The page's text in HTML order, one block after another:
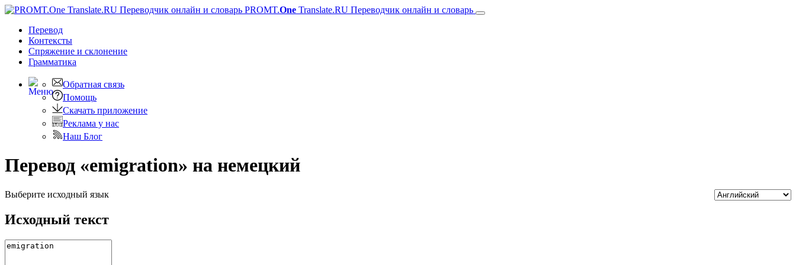
PROMT.One Translate.RU Переводчик онлайн и словарь
Перевод
Контексты
Спряжение и склонение
Грамматика
Обратная связь
Помощь
Скачать приложение
Реклама у нас
Наш Блог
Перевод «emigration» на немецкий
Выберите исходный язык
Исходный текст